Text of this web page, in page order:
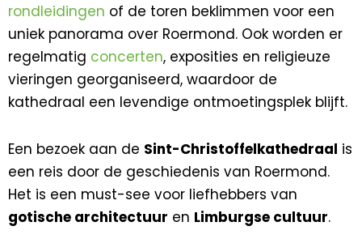
rondleidingen of de toren beklimmen voor een
uniek panorama over Roermond. Ook worden er
regelmatig concerten, exposities en religieuze
vieringen georganiseerd, waardoor de
kathedraal een levendige ontmoetingsplek blijft.
Een bezoek aan de Sint-Christoffelkathedraal is
een reis door de geschiedenis van Roermond.
Het is een must-see voor liefhebbers van
gotische architectuur en Limburgse cultuur.